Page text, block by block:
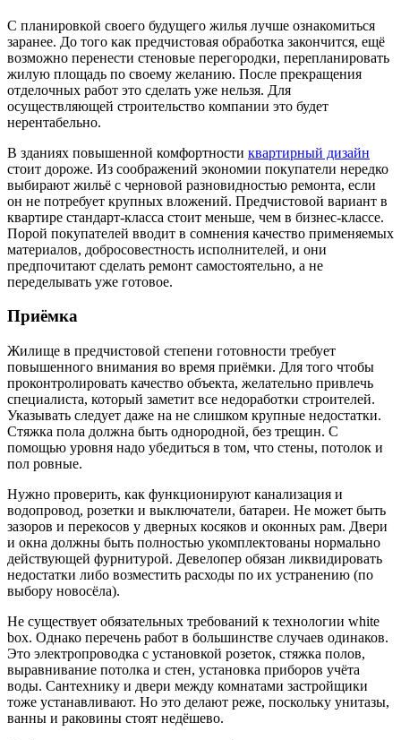
С планировкой своего будущего жилья лучше ознакомиться
заранее. До того как предчистовая обработка закончится, ещё
возможно перенести стеновые перегородки, перепланировать
жилую площадь по своему желанию. После прекращения
отделочных работ это сделать уже нельзя. Для
осуществляющей строительство компании это будет
нерентабельно.
В зданиях повышенной комфортности квартирный дизайн
стоит дороже. Из соображений экономии покупатели нередко
выбирают жильё с черновой разновидностью ремонта, если
он не потребует крупных вложений. Предчистовой вариант в
квартире стандарт-класса стоит меньше, чем в бизнес-классе.
Порой покупателей вводит в сомнения качество применяемых
материалов, добросовестность исполнителей, и они
предпочитают сделать ремонт самостоятельно, а не
переделывать уже готовое.
Приёмка
Жилище в предчистовой степени готовности требует
повышенного внимания во время приёмки. Для того чтобы
проконтролировать качество объекта, желательно привлечь
специалиста, который заметит все недоработки строителей.
Указывать следует даже на не слишком крупные недостатки.
Стяжка пола должна быть однородной, без трещин. С
помощью уровня надо убедиться в том, что стены, потолок и
пол ровные.
Нужно проверить, как функционируют канализация и
водопровод, розетки и выключатели, батареи. Не может быть
зазоров и перекосов у дверных косяков и оконных рам. Двери
и окна должны быть полностью укомплектованы нормально
действующей фурнитурой. Девелопер обязан ликвидировать
недостатки либо возместить расходы по их устранению (по
выбору новосёла).
Не существует обязательных требований к технологии white
box. Однако перечень работ в большинстве случаев одинаков.
Это электропроводка с установкой розеток, стяжка полов,
выравнивание потолка и стен, установка приборов учёта
воды. Сантехнику и двери между комнатами застройщики
тоже устанавливают. Но это делают реже, поскольку унитазы,
ванны и раковины стоят недёшево.